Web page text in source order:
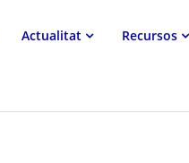
Actualitat Recursos